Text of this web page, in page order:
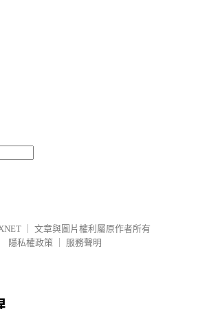
文章與圖片權利屬原作者所有
隱私權政策
服務聲明